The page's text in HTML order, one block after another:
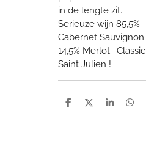
in de lengte zit.
Serieuze wijn 85,5%
Cabernet Sauvignon
14,5% Merlot. Classic
Saint Julien !
D
D
S
D